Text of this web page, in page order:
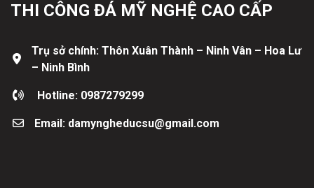
THI CÔNG ĐÁ MỸ NGHỆ CAO CẤP
Trụ sở chính: Thôn Xuân Thành – Ninh Vân – Hoa Lư
– Ninh Bình
Hotline: 0987279299
Email: damyngheducsu@gmail.com